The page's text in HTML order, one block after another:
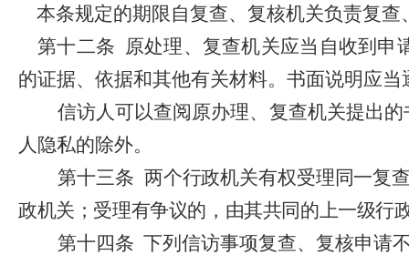
本条规定的期限自复查、复核机关负责复
第十二条 原处理、复查机关应当自收到申
的证据、依据和其他有关材料。书面说明应
信访人可以查阅原办理、复查机关提出
人隐私的除外。
第十三条 两个行政机关有权受理同一复
政机关；受理有争议的，由其共同的上一级行
第十四条 下列信访事项复查、复核申请